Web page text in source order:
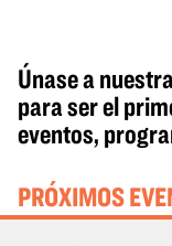
Únase a
para ser el
eventos,
PRÓXIMOS